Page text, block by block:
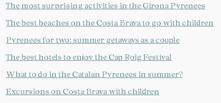
The most surprising activities in the Girona Pyrenees
The best beaches on the Costa Brava to go with children
Pyrenees for two: summer getaways as a couple
The best hotels to enjoy the Cap Roig Festival
What to do in the Catalan Pyrenees in summer?
Excursions on Costa Brava with children